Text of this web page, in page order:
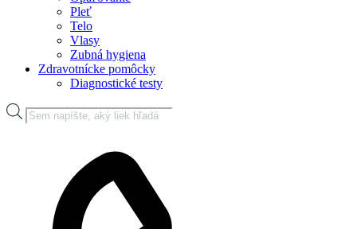
Pleť
Telo
Vlasy
Zubná hygiena
Zdravotnícke pomôcky
Diagnostické testy
Products
search